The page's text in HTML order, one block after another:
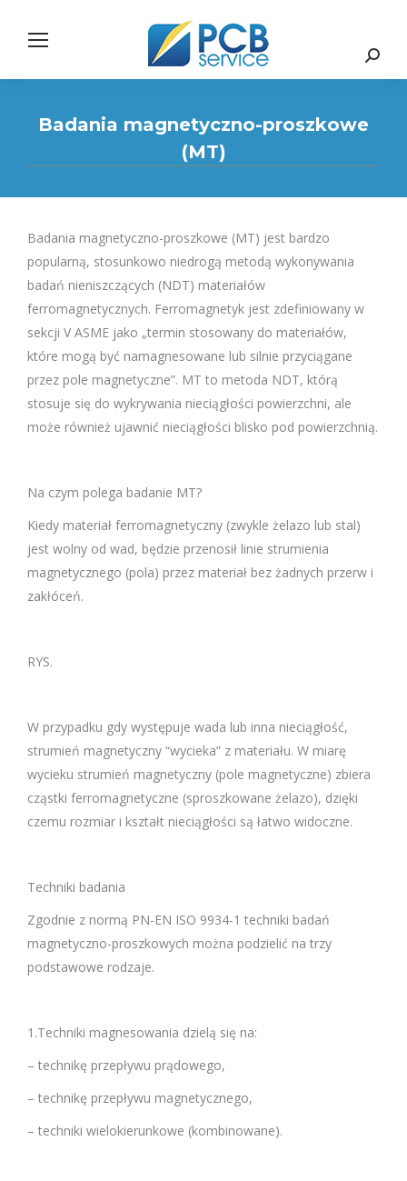
Search:
Badania magnetyczno-proszkowe
(MT)
Badania magnetyczno-proszkowe (MT) jest bardzo
popularną, stosunkowo niedrogą metodą wykonywania
badań nieniszczących (NDT) materiałów
ferromagnetycznych. Ferromagnetyk jest zdefiniowany w
sekcji V ASME jako „termin stosowany do materiałów,
które mogą być namagnesowane lub silnie przyciągane
przez pole magnetyczne”. MT to metoda NDT, którą
stosuje się do wykrywania nieciągłości powierzchni, ale
może również ujawnić nieciągłości blisko pod powierzchnią.
Na czym polega badanie MT?
Kiedy materiał ferromagnetyczny (zwykle żelazo lub stal)
jest wolny od wad, będzie przenosił linie strumienia
magnetycznego (pola) przez materiał bez żadnych przerw i
zakłóceń.
RYS.
W przypadku gdy występuje wada lub inna nieciągłość,
strumień magnetyczny “wycieka” z materiału. W miarę
wycieku strumień magnetyczny (pole magnetyczne) zbiera
cząstki ferromagnetyczne (sproszkowane żelazo), dzięki
czemu rozmiar i kształt nieciągłości są łatwo widoczne.
Techniki badania
Zgodnie z normą PN-EN ISO 9934-1 techniki badań
magnetyczno-proszkowych można podzielić na trzy
podstawowe rodzaje.
1.Techniki magnesowania dzielą się na:
– technikę przepływu prądowego,
– technikę przepływu magnetycznego,
– techniki wielokierunkowe (kombinowane).